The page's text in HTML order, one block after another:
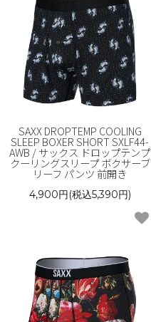
SAXX DROPTEMP COOLING
SLEEP BOXER SHORT SXLF44-
AWB / サックス ドロップテンプ
クーリングスリープ ボクサーブ
リーフ パンツ 前開き
4,900円(税込5,390円)